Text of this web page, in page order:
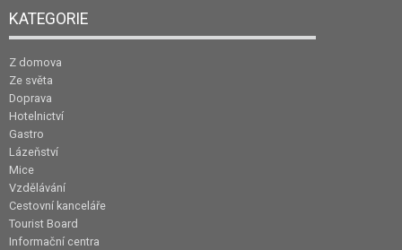
KATEGORIE
Z domova
Ze světa
Doprava
Hotelnictví
Gastro
Lázeňství
Mice
Vzdělávání
Cestovní kanceláře
Tourist Board
Informační centra